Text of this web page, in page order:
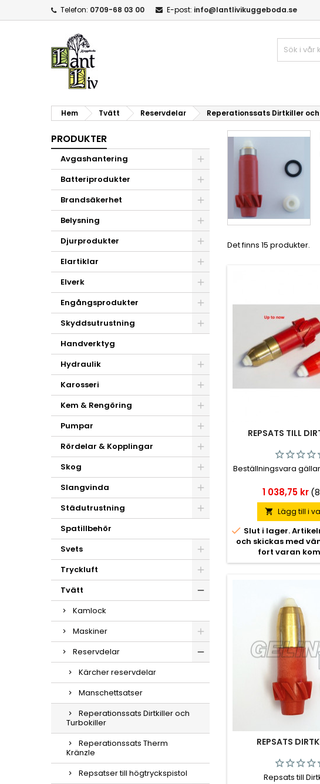
Telefon: 0709-68 03 00 E-post: info@lantlivikuggeboda.se
Hem Tvätt Reservdelar Reperationssats Dirtkiller
PRODUKTER
Avgashantering
Batteriprodukter
Brandsäkerhet
Belysning
Djurprodukter
Elartiklar
Elverk
Engångsprodukter
Skyddsutrustning
Handverktyg
Hydraulik
Karosseri
Kem & Rengöring
Pumpar
Rördelar & Kopplingar
Skog
Slangvinda
Städutrustning
Spatillbehör
Svets
Tryckluft
Tvätt
Kamlock
Maskiner
Reservdelar
Kärcher reservdelar
Manschettsatser
Reperationssats Dirtkiller och
Turbokiller
Reperationssats Therm
Kränzle
Repsatser till högtryckspistol
Det finns 15 produkter.
REPSATS TILL
Beställningsvara
Pris
1 038,75 kr
 Lägg till i
 Slut i lager.
och skickas med
fort varan
REPSATS
Repsats till